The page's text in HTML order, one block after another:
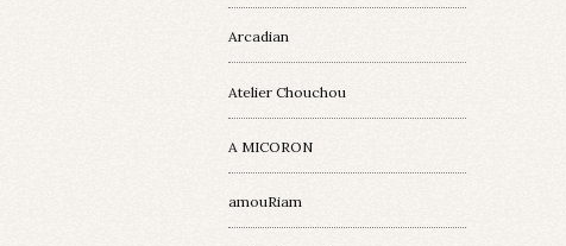
Arcadian
Atelier Chouchou
A MICORON
amouRiam